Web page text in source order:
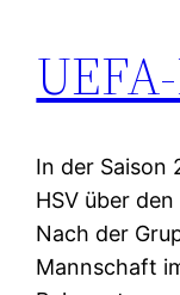
In der Saison
HSV über
Nach der
Mannschaft